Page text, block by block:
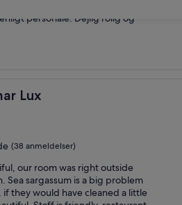
personale. Dejlig rolig og
Lux
(38 anmeldelser)
our room was right outside
Sea sargassum is a big problem
if they would have cleaned a little